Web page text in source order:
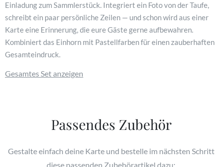
Einladung zum Sammlerstück. Integriert ein Foto von der Taufe,
schreibt ein paar persönliche Zeilen — und schon wird aus einer
Karte eine Erinnerung, die eure Gäste gerne aufbewahren.
Kombiniert das Einhorn mit Pastellfarben für einen zauberhaften
Gesamteindruck.
Gesamtes Set anzeigen
Passendes Zubehör
Gestalte einfach deine Karte und bestelle im nächsten Schritt
diese passenden Zubehörartikel dazu: